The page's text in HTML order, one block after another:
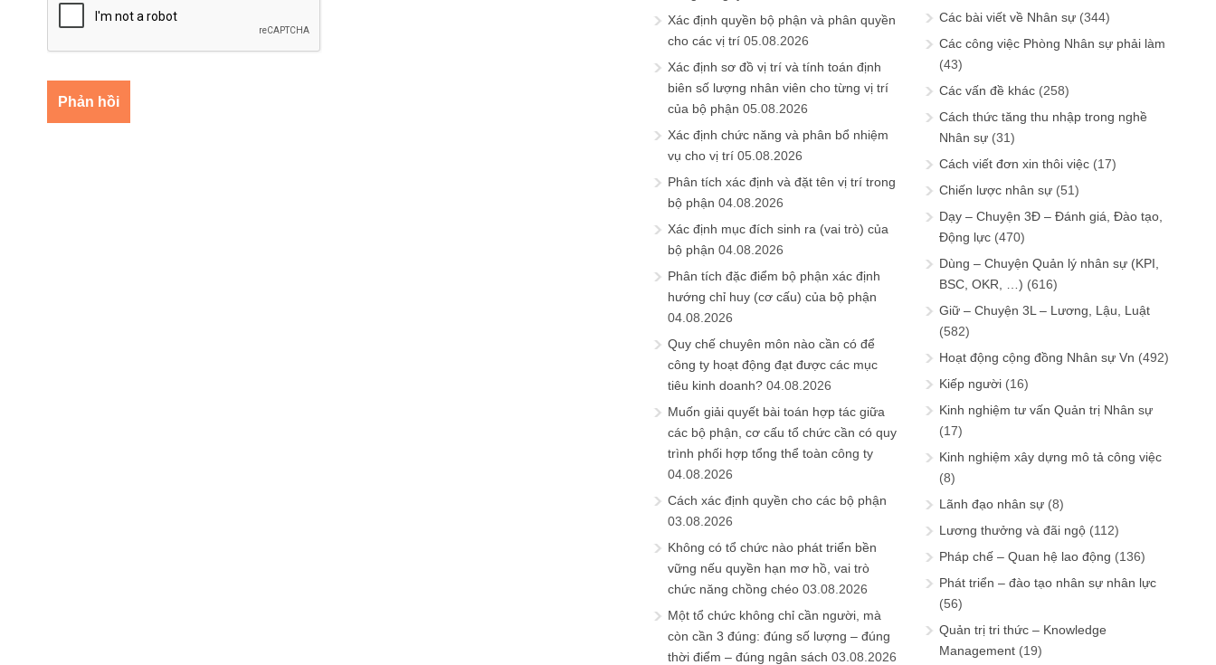
Xác định quyền bộ phận và phân quyền
cho các vị trí 05.08.2026
Xác định sơ đồ vị trí và tính toán định
biên số lượng nhân viên cho từng vị trí
của bộ phận 05.08.2026
Xác định chức năng và phân bổ nhiệm
vụ cho vị trí 05.08.2026
Phân tích xác định và đặt tên vị trí trong
bộ phận 04.08.2026
Xác định mục đích sinh ra (vai trò) của
bộ phận 04.08.2026
Phân tích đặc điểm bộ phận xác định
hướng chỉ huy (cơ cấu) của bộ phận
04.08.2026
Quy chế chuyên môn nào cần có để
công ty hoạt động đạt được các mục
tiêu kinh doanh? 04.08.2026
Muốn giải quyết bài toán hợp tác giữa
các bộ phận, cơ cấu tổ chức cần có quy
trình phối hợp tổng thể toàn công ty
04.08.2026
Cách xác định quyền cho các bộ phận
03.08.2026
Không có tổ chức nào phát triển bền
vững nếu quyền hạn mơ hồ, vai trò
chức năng chồng chéo 03.08.2026
Một tổ chức không chỉ cần người, mà
còn cần 3 đúng: đúng số lượng – đúng
thời điểm – đúng ngân sách 03.08.2026
Các bài viết về Nhân sự (344)
Các công việc Phòng Nhân sự phải làm
(43)
Các vấn đề khác (258)
Cách thức tăng thu nhập trong nghề
Nhân sự (31)
Cách viết đơn xin thôi việc (17)
Chiến lược nhân sự (51)
Dạy – Chuyện 3Đ – Đánh giá, Đào tạo,
Động lực (470)
Dùng – Chuyện Quản lý nhân sự (KPI,
BSC, OKR, …) (616)
Giữ – Chuyện 3L – Lương, Lậu, Luật
(582)
Hoạt động cộng đồng Nhân sự Vn (492)
Kiếp người (16)
Kinh nghiệm tư vấn Quản trị Nhân sự
(17)
Kinh nghiệm xây dựng mô tả công việc
(8)
Lãnh đạo nhân sự (8)
Lương thưởng và đãi ngộ (112)
Pháp chế – Quan hệ lao động (136)
Phát triển – đào tạo nhân sự nhân lực
(56)
Quản trị tri thức – Knowledge
Management (19)